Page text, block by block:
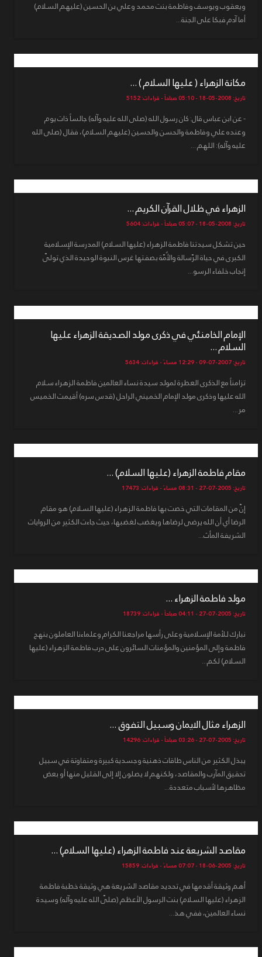
ويعقوب ويوسف وفاطمة بنت محمد وعلي بن الحسين (عليهم السلام)
أما آدم فبكا على الجنة...
مكانة الزهراء ( عليها السلام ) ...
تاريخ: 2008-05-18 - 05:10 صباحاً - قراءات: 5152
- عن ابن عباس قال: كان رسول الله (صلى الله عليه وآله) جالساً ذات يوم
وعنده علي وفاطمة والحسن والحسين (عليهم السلام)، فقال (صلى الله
عليه وآله): اللهم ...
الزهراء في ظلال القرآن الكريم ...
تاريخ: 2008-05-18 - 05:07 صباحاً - قراءات: 5604
حين تشكل سيدتنا فاطمة الزهراء (عليها السلام) المدرسة الإسلامية
الكبرى في حياة الرّسالة والأُمّة بصفتها غرس النبوة الوحيدة الذي تولّى
إنجاب خلفاء الرسو...
الإمام الخامنئي في ذكرى مولد الصديقة الزهراء عليها
السلام ...
تاريخ: 2007-07-09 - 12:29 مساءً - قراءات: 5634
مر...
مقام فاطمة الزهراء (عليها السلام) ...
تاريخ: 2005-07-27 - 08:31 مساءً - قراءات: 17473
إنّ من المقامات التي خصت بها فاطمة الزهراء (عليها السلام) هو مقام
الرضا أي أن الله يرضى لرضاها ويغضب لغضبها، حيث جاءت الكثير من الروايات
الشريفة المأث...
مولد فاطمة الزهراء ...
تاريخ: 2005-07-27 - 04:11 صباحاً - قراءات: 18739
نبارك للأمة الإسلامية وعلى رأسها مراجعنا الكرام وعلماءنا العاملون بنهج
فاطمة وإلى المؤمنين والمؤمنات السائرون على درب فاطمة الزهراء (عليها
السلام) لكم...
الزهراء مثال الايمان وسبيل التفوق ...
تاريخ: 2005-07-27 - 03:26 صباحاً - قراءات: 14296
يبذل الكثير من الناس طاقات ذهنية وجسدية كبيرة ومتفاوتة في سبيل
تحقيق المآرب والمقاصد، ولكنهم لا يصلون إلا إلى القليل منها أو بعض
مظاهرها لأسباب متعددة...
مقاصد الشريعة عند فاطمة الزهراء (عليها السلام) ...
تاريخ: 2005-06-18 - 07:07 مساءً - قراءات: 15859
أهم وثيقة أقدمها في تحديد مقاصد الشريعة هي وثيقة خطبة فاطمة
الزهراء (عليها السلام) بنت الرسول الأعظم (صلّى الله عليه وآله) وسيدة
نساء العالمين، ففي هذ...